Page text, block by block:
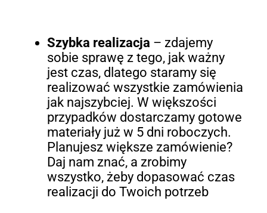
Szybka realizacja – zdajemy
sobie sprawę z tego, jak ważny
jest czas, dlatego staramy się
realizować wszystkie zamówienia
jak najszybciej. W większości
przypadków dostarczamy gotowe
materiały już w 5 dni roboczych.
Planujesz większe zamówienie?
Daj nam znać, a zrobimy
wszystko, żeby dopasować czas
realizacji do Twoich potrzeb